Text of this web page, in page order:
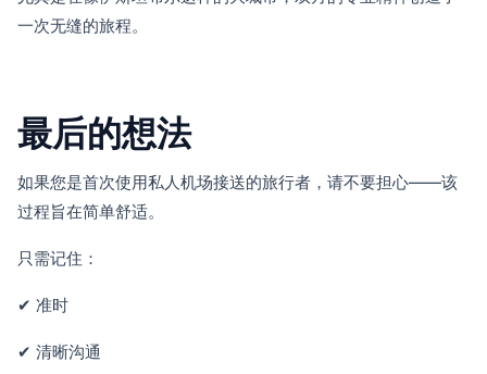
一次无缝的旅程。
最后的想法
如果您是首次使用私人机场接送的旅行者，请不要担心——该
过程旨在简单舒适。
只需记住：
✔ 准时
✔ 清晰沟通